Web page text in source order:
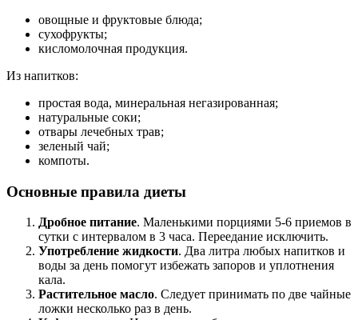
овощные и фруктовые блюда;
сухофрукты;
кисломолочная продукция.
Из напитков:
простая вода, минеральная негазированная;
натуральные соки;
отвары лечебных трав;
зеленый чай;
компоты.
Основные правила диеты
Дробное питание. Маленькими порциями 5-6 приемов в
сутки с интервалом в 3 часа. Переедание исключить.
Употребление жидкости. Два литра любых напитков и
воды за день помогут избежать запоров и уплотнения
кала.
Растительное масло. Следует принимать по две чайные
ложки несколько раз в день.